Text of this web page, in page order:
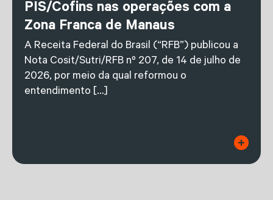
PIS/Cofins nas operações com a
Zona Franca de Manaus
A Receita Federal do Brasil (“RFB”) publicou a
Nota Cosit/Sutri/RFB nº 207, de 14 de julho de
2026, por meio da qual reformou o
entendimento […]